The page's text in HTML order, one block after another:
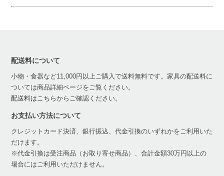
配送料について
小物・食器など11,000円以上ご購入で送料無料です。家具の配送料に
ついては商品詳細ページをご覧ください。
配送料はこちらからご確認ください。
お支払い方法について
クレジットカード決済、銀行振込、代金引換のいずれかをご利用いた
だけます。
※代金引換は受注商品（お取り寄せ商品）、合計金額30万円以上の
場合にはご利用いただけません。